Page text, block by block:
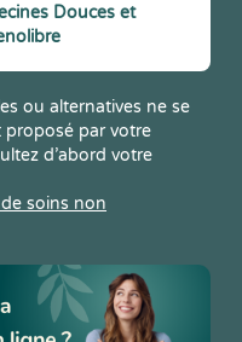
Douces et
ou alternatives ne se
par votre
d’abord votre
soins non